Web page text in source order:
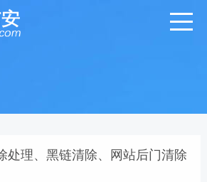
处理、黑链清除、网站后门清除